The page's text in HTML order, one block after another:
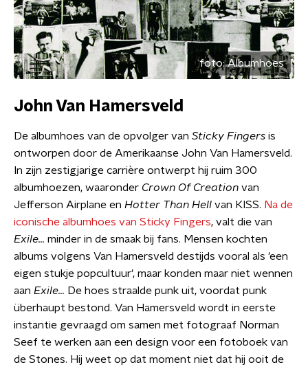
foto:Albumhoes
John Van Hamersveld
De albumhoes van de opvolger van Sticky Fingers is
ontworpen door de Amerikaanse John Van Hamersveld.
In zijn zestigjarige carrière ontwerpt hij ruim 300
albumhoezen, waaronder Crown Of Creation van
Jefferson Airplane en Hotter Than Hell van KISS. Na de
iconische albumhoes van Sticky Fingers, valt die van
Exile... minder in de smaak bij fans. Mensen kochten
albums volgens Van Hamersveld destijds vooral als 'een
eigen stukje popcultuur', maar konden maar niet wennen
aan Exile... De hoes straalde punk uit, voordat punk
überhaupt bestond. Van Hamersveld wordt in eerste
instantie gevraagd om samen met fotograaf Norman
Seef te werken aan een design voor een fotoboek van
de Stones. Hij weet op dat moment niet dat hij ooit de